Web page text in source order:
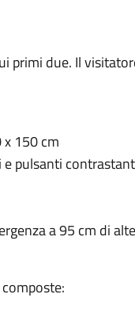
primi due. Il
150 cm
pulsanti
a 95 cm di